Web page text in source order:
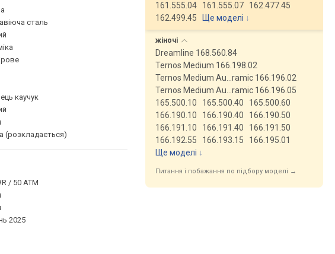
сталь
каучук
(розкладається)
/ 50 ATM
2025
161.555.04
161.555.07
162.477.45
162.499.45
Ще моделі ↓
жіночі
Dreamline 168.560.84
Ternos Medium 166.198.02
Ternos Medium Au…ramic 166.196.02
Ternos Medium Au…ramic 166.196.05
165.500.10
165.500.40
165.500.60
166.190.10
166.190.40
166.190.50
166.191.10
166.191.40
166.191.50
166.192.55
166.193.15
166.195.01
Ще моделі ↓
Питання і побажання по підбору моделі →